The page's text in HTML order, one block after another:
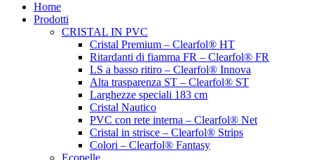
Home
Prodotti
CRISTAL IN PVC
Cristal Premium – Clearfol® HT
Ritardanti di fiamma FR – Clearfol® FR
LS a basso ritiro – Clearfol® Innova
Alta trasparenza ST – Clearfol® ST
Larghezze speciali 183 cm
Cristal Nautico
PVC con rete interna – Clearfol® Net
Cristal in strisce – Clearfol® Strips
Colori – Clearfol® Fantasy
Ecopelle